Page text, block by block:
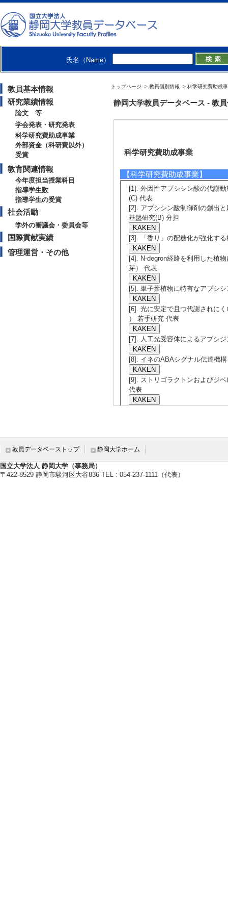
氏名（Name）
教員基本情報
研究業績情報
論文 等
学会発表・研究発表
科学研究費助成事業
外部資金（科研費以外）
受賞
教育関連情報
今年度担当授業科目
指導学生数
指導学生の受賞
社会活動
学外の審議会・委員会等
国際貢献実績
管理運営・その他
トップページ > 教員個別情報 > 科学研究費助成
静岡大学教員データベース - 教
科学研究費助成事業
【科学研究費助成事業】
[1]. 外因性アブシシン酸の代謝
(C) 代表
[2]. アブシシン酸制御剤の創出
基盤研究(B) 分担
[3]. 「香り」の配糖化が強化す
[4]. N-degron経路を利用した植
芽） 代表
[5]. 単子葉植物に特有なアブシ
[6]. 光に安定で且つ代謝されに
） 若手研究 代表
[7]. 人工光受容体によるアブシ
[8]. イネのABAシグナル伝達機
[9]. ストリゴラクトンおよびジ
代表
教員データベーストップ 静岡大学ホーム
国立大学法人 静岡大学（事務局）
〒422-8529 静岡市駿河区大谷836 TEL : 054-237-1111（代表）